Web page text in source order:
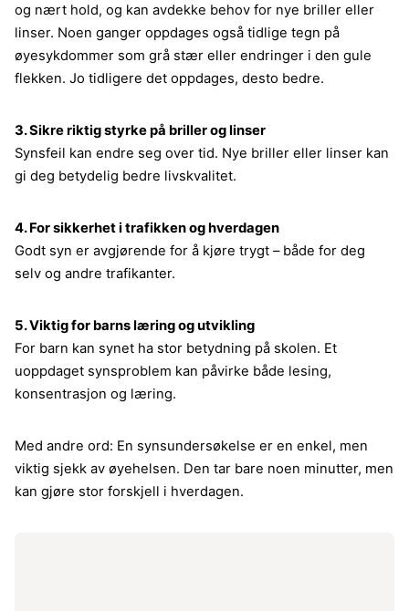
og nært hold, og kan avdekke behov for nye briller eller
linser. Noen ganger oppdages også tidlige tegn på
øyesykdommer som grå stær eller endringer i den gule
flekken. Jo tidligere det oppdages, desto bedre.
3. Sikre riktig styrke på briller og linser
Synsfeil kan endre seg over tid. Nye briller eller linser kan
gi deg betydelig bedre livskvalitet.
4. For sikkerhet i trafikken og hverdagen
Godt syn er avgjørende for å kjøre trygt – både for deg
selv og andre trafikanter.
5. Viktig for barns læring og utvikling
For barn kan synet ha stor betydning på skolen. Et
uoppdaget synsproblem kan påvirke både lesing,
konsentrasjon og læring.
Med andre ord: En synsundersøkelse er en enkel, men
viktig sjekk av øyehelsen. Den tar bare noen minutter, men
kan gjøre stor forskjell i hverdagen.